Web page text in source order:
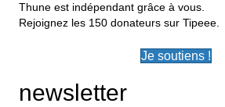
Thune est indépendant grâce à vous.
Rejoignez les 150 donateurs sur Tipeee.
Je soutiens !
newsletter